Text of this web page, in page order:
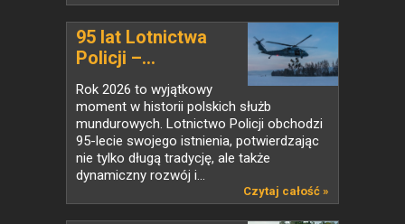
95 lat Lotnictwa
Policji –...
Rok 2026 to wyjątkowy
moment w historii polskich służb
mundurowych. Lotnictwo Policji obchodzi
95-lecie swojego istnienia, potwierdzając
nie tylko długą tradycję, ale także
dynamiczny rozwój i...
Czytaj całość »